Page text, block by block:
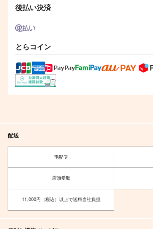
サンプル
うたうたいのうた伍
A.C.PAPA's
佐野万次郎×花垣武道
shiro5o
佐野万次郎×花垣武道
後払い決済
とらコイン
配送
宅配便
店頭受取
11,000円（税込）以上で送料当社負担